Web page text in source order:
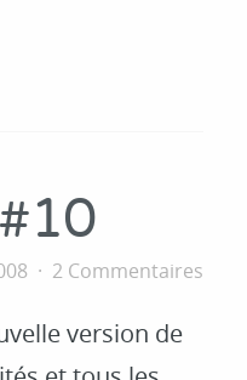
2 Commentaires
version de